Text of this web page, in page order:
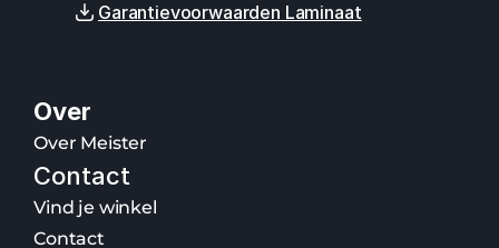
Garantievoorwaarden Laminaat
Over
Over Meister
Contact
Vind je winkel
Contact